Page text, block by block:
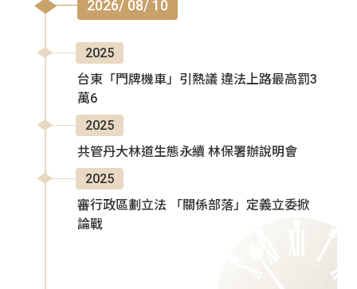
2026/ 08/ 10
2025
台東「門牌機車」引熱議 違法上路最高罰3
萬6
2025
共管丹大林道生態永續 林保署辦說明會
2025
審行政區劃立法 「關係部落」定義立委掀
論戰